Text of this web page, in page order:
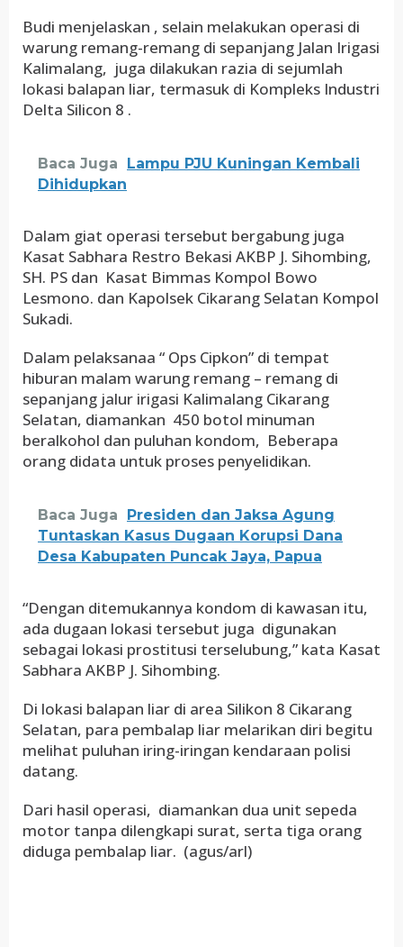
Budi menjelaskan , selain melakukan operasi di
warung remang-remang di sepanjang Jalan Irigasi
Kalimalang, juga dilakukan razia di sejumlah
lokasi balapan liar, termasuk di Kompleks Industri
Delta Silicon 8 .
Baca Juga
Lampu PJU Kuningan Kembali
Dihidupkan
Dalam giat operasi tersebut bergabung juga
Kasat Sabhara Restro Bekasi AKBP J. Sihombing,
SH. PS dan Kasat Bimmas Kompol Bowo
Lesmono. dan Kapolsek Cikarang Selatan Kompol
Sukadi.
Dalam pelaksanaa “ Ops Cipkon” di tempat
hiburan malam warung remang – remang di
sepanjang jalur irigasi Kalimalang Cikarang
Selatan, diamankan 450 botol minuman
beralkohol dan puluhan kondom, Beberapa
orang didata untuk proses penyelidikan.
Baca Juga
Presiden dan Jaksa Agung
Tuntaskan Kasus Dugaan Korupsi Dana
Desa Kabupaten Puncak Jaya, Papua
“Dengan ditemukannya kondom di kawasan itu,
ada dugaan lokasi tersebut juga digunakan
sebagai lokasi prostitusi terselubung,” kata Kasat
Sabhara AKBP J. Sihombing.
Di lokasi balapan liar di area Silikon 8 Cikarang
Selatan, para pembalap liar melarikan diri begitu
melihat puluhan iring-iringan kendaraan polisi
datang.
Dari hasil operasi, diamankan dua unit sepeda
motor tanpa dilengkapi surat, serta tiga orang
diduga pembalap liar. (agus/arl)